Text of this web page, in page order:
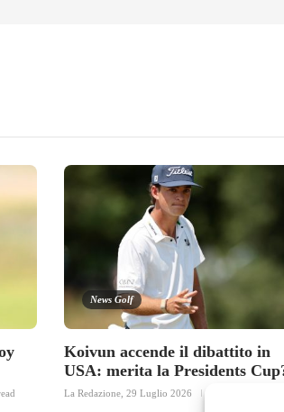
News Golf
Koivun accende il dibattito in
USA: merita la Presidents
La Redazione 29 Luglio 2026